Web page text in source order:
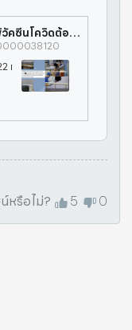
ลือกันสะพัด! บุคลากรทางการแพทย์แพ้วัคซีนโควิดต้องแอดมิตทำผวากันทั่วลำปาง
เ
หรือไม่? 5 0